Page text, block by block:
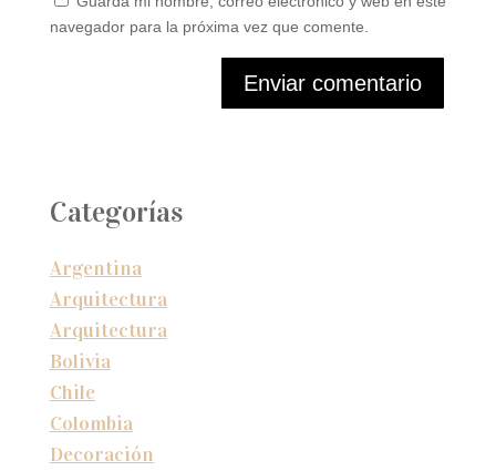
navegador para la próxima vez que comente.
Enviar comentario
Categorías
Argentina
Arquitectura
Arquitectura
Bolivia
Chile
Colombia
Decoración